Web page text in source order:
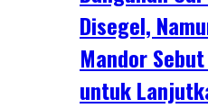
Disegel,
Mandor
untuk